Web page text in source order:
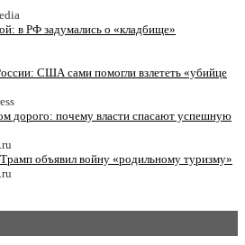
в РФ задумались о «кладбище»
США сами помогли взлететь «убийце
дорого: почему власти спасают успешную
объявил войну «родильному туризму»